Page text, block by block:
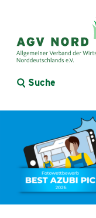
Suche